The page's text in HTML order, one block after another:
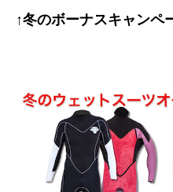
↑冬のボーナスキャンペ